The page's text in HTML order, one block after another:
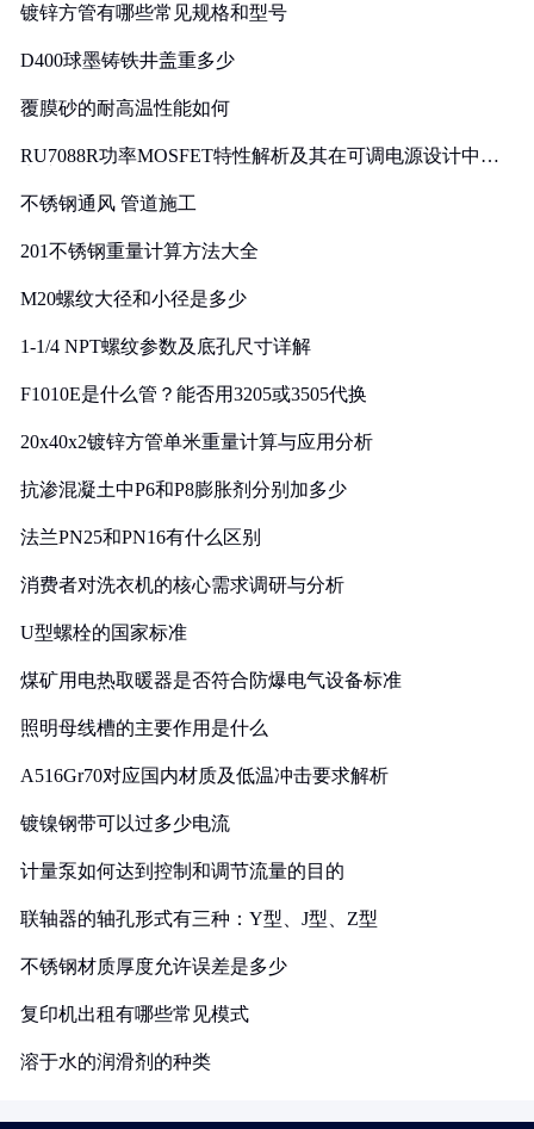
镀锌方管有哪些常见规格和型号
D400球墨铸铁井盖重多少
覆膜砂的耐高温性能如何
RU7088R功率MOSFET特性解析及其在可调电源设计中的
不锈钢通风 管道施工
201不锈钢重量计算方法大全
M20螺纹大径和小径是多少
1-1/4 NPT螺纹参数及底孔尺寸详解
F1010E是什么管？能否用3205或3505代换
20x40x2镀锌方管单米重量计算与应用分析
抗渗混凝土中P6和P8膨胀剂分别加多少
法兰PN25和PN16有什么区别
消费者对洗衣机的核心需求调研与分析
U型螺栓的国家标准
煤矿用电热取暖器是否符合防爆电气设备标准
照明母线槽的主要作用是什么
A516Gr70对应国内材质及低温冲击要求解析
镀镍钢带可以过多少电流
计量泵如何达到控制和调节流量的目的
联轴器的轴孔形式有三种：Y型、J型、Z型
不锈钢材质厚度允许误差是多少
复印机出租有哪些常见模式
溶于水的润滑剂的种类